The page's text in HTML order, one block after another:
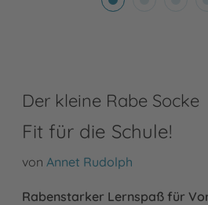
Der kleine Rabe Socke
Fit für die Schule!
von Annet Rudolph
Rabenstarker Lernspaß für